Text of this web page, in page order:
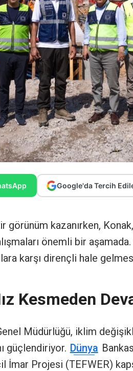
Google'da Tercih
kazanırken,
önemli bir
karşı dirençli hale
Kesmeden
Müdürlüğü, iklim
güçlendiriyor. Dünya
İmar Projesi (TEFWER)